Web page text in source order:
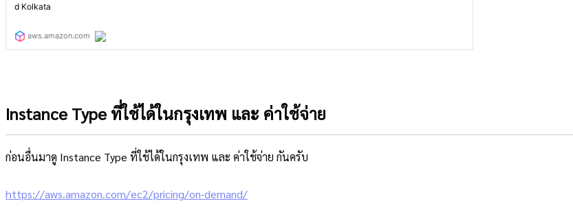
Instance Type ที่ใช้ได้ในกรุงเทพ และ ค่าใช้จ่าย
ก่อนอื่นมาดู Instance Type ที่ใช้ได้ในกรุงเทพ และ ค่าใช้จ่าย กันครับ
https://aws.amazon.com/ec2/pricing/on-demand/